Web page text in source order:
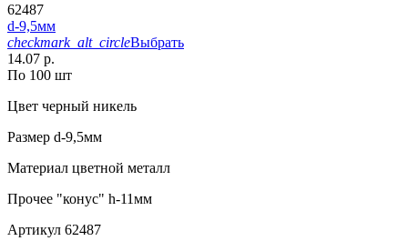
62487
d-9,5мм
checkmark_alt_circleВыбрать
14.07 р.
По 100 шт
Цвет черный никель
Размер d-9,5мм
Материал цветной металл
Прочее "конус" h-11мм
Артикул 62487